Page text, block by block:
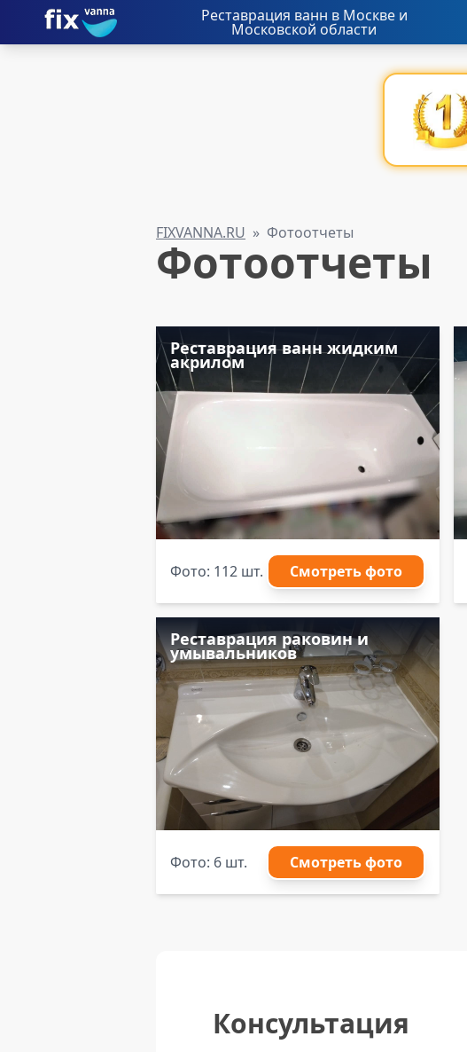
Реставрация ванн в Москве и
Московской области
FIXVANNA.RU » Фотоотчеты
Фотоотчеты
Реставрация ванн жидким
акрилом
Фото: 112 шт. Смотреть фото
Реставрация раковин и
умывальников
Фото: 6 шт. Смотреть фото
Консультация